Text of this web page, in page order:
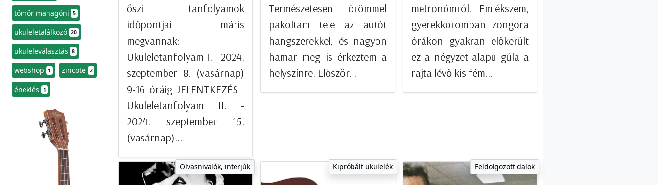
tömör mahagóni 5
ukuleletalálkozó 20
ukuleleválasztás 8
webshop 1 ziricote 2
éneklés 1
őszi tanfolyamok
időpontjai máris
megvannak:
Ukuleletanfolyam I. - 2024.
szeptember 8. (vasárnap)
9-16 óráig JELENTKEZÉS
Ukuleletanfolyam II. -
2024. szeptember 15.
(vasárnap)...
Természetesen örömmel
pakoltam tele az autót
hangszerekkel, és nagyon
hamar meg is érkeztem a
helyszínre. Először...
metronómról. Emlékszem,
gyerekkoromban zongora
órákon gyakran előkerült
ez a négyzet alapú gúla a
rajta lévő kis fém...
Olvasnivalók, interjúk Kipróbált ukulelék Feldolgozott dalok